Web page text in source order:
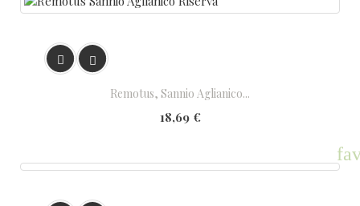
 
Remotus, Sannio Aglianico...
18,69 €